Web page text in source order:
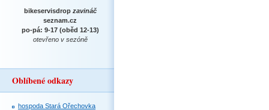
bikeservisdrop zavináč
seznam.cz
po-pá: 9-17 (oběd 12-13)
otevřeno v sezóně
Oblíbené odkazy
hospoda Stará Ořechovka